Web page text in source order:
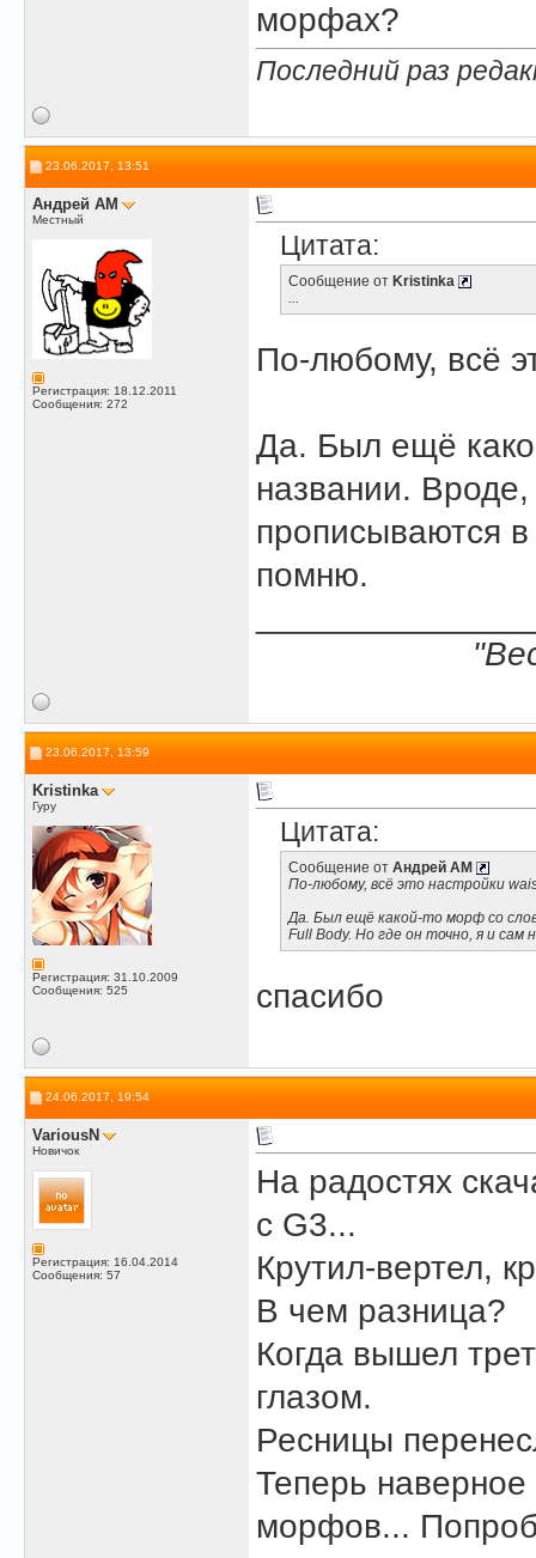
морфах?
Последний раз
23.06.2017, 13:51
Андрей АМ
Местный
Регистрация: 18.12.2011
Сообщения: 272
Цитата:
Сообщение от Kristinka
...
По-любому, всё
Да. Был ещё
названии.
прописываются
помню.
23.06.2017, 13:59
Kristinka
Гуру
Регистрация: 31.10.2009
Сообщения: 525
Цитата:
Сообщение от Андрей АМ
По-любому, всё это настройки
Да. Был ещё какой-то морф со
Full Body. Но где он точно, я и сам
спасибо
24.06.2017, 19:54
VariousN
Новичок
Регистрация: 16.04.2014
Сообщения: 57
На радостях
с G3...
Крутил-вертел,
В чем разница?
Когда вышел
глазом.
Ресницы
Теперь
морфов...